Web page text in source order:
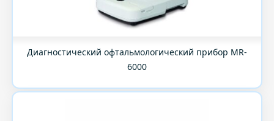
Диагностический офтальмологический прибор MR-
6000